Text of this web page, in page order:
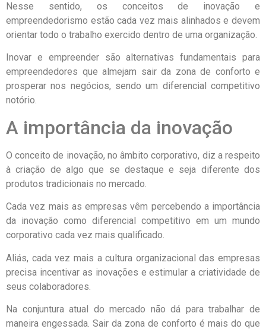
Nesse sentido, os conceitos de inovação e
empreendedorismo estão cada vez mais alinhados e devem
orientar todo o trabalho exercido dentro de uma organização.
Inovar e empreender são alternativas fundamentais para
empreendedores que almejam sair da zona de conforto e
prosperar nos negócios, sendo um diferencial competitivo
notório.
A importância da inovação
O conceito de inovação, no âmbito corporativo, diz a respeito
à criação de algo que se destaque e seja diferente dos
produtos tradicionais no mercado.
Cada vez mais as empresas vêm percebendo a importância
da inovação como diferencial competitivo em um mundo
corporativo cada vez mais qualificado.
Aliás, cada vez mais a cultura organizacional das empresas
precisa incentivar as inovações e estimular a criatividade de
seus colaboradores.
Na conjuntura atual do mercado não dá para trabalhar de
maneira engessada. Sair da zona de conforto é mais do que